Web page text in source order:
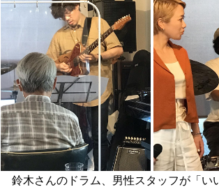
鈴木さんのドラム、男性スタッフが「い